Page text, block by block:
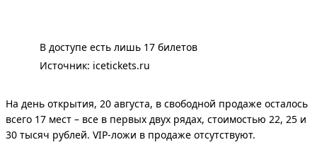
В доступе есть лишь 17 билетов
Источник: icetickets.ru
На день открытия, 20 августа, в свободной продаже осталось
всего 17 мест – все в первых двух рядах, стоимостью 22, 25 и
30 тысяч рублей. VIP-ложи в продаже отсутствуют.